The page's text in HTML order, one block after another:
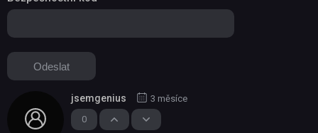
0
jsemgenius 3 měsíce